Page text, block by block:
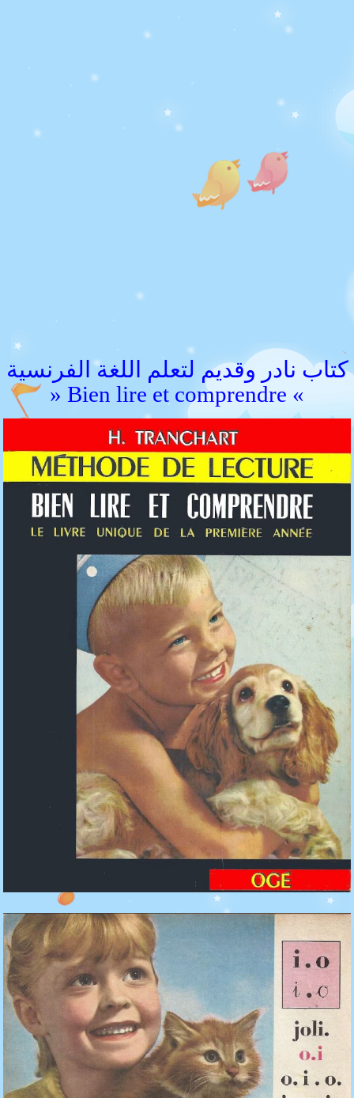
كتاب نادر وقديم لتعلم اللغة الفرنسية
» Bien lire et comprendre «